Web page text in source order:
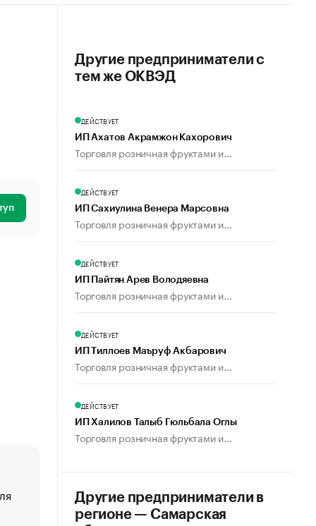
«От спорта тело стареет иначе». Как живет глава
создавшей GTA
Другие предприниматели с
тем же ОКВЭД
ДЕЙСТВУЕТ
ИП Ахатов Акрамжон Кахорович
Торговля розничная фруктами и...
ДЕЙСТВУЕТ
ИП Сахиулина Венера Марсовна
Торговля розничная фруктами и...
ДЕЙСТВУЕТ
ИП Пайтян Арев Володяевна
Торговля розничная фруктами и...
ДЕЙСТВУЕТ
ИП Тиллоев Маъруф Акбарович
Торговля розничная фруктами и...
ДЕЙСТВУЕТ
ИП Халилов Талыб Гюльбала Оглы
Торговля розничная фруктами и...
Другие предприниматели в
регионе — Самарская